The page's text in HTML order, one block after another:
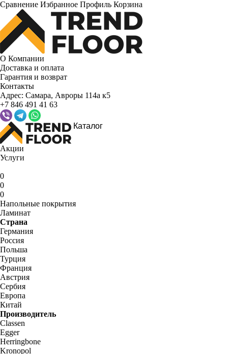
Сравнение Избранное Профиль Корзина
О Компании
Доставка и оплата
Гарантия и возврат
Контакты
Адрес: Самара, Авроры 114а к5
+7 846 491 41 63
Каталог
Акции
Услуги
0
0
0
Напольные покрытия
Ламинат
Страна
Германия
Россия
Польша
Турция
Франция
Австрия
Сербия
Европа
Китай
Производитель
Classen
Egger
Herringbone
Kronopol